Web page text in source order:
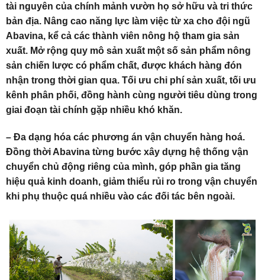
tài nguyên của chính mảnh vườn họ sở hữu và tri thức
bản địa. Nâng cao năng lực làm việc từ xa cho đội ngũ
Abavina, kể cả các thành viên nông hộ tham gia sản
xuất. Mở rộng quy mô sản xuất một số sản phẩm nông
sản chiến lược có phẩm chất, được khách hàng đón
nhận trong thời gian qua. Tối ưu chi phí sản xuất, tối ưu
kênh phân phối, đồng hành cùng người tiêu dùng trong
giai đoạn tài chính gặp nhiều khó khăn.
– Đa dạng hóa các phương án vận chuyển hàng hoá.
Đồng thời Abavina từng bước xây dựng hệ thống vận
chuyển chủ động riêng của mình, góp phần gia tăng
hiệu quả kinh doanh, giảm thiểu rủi ro trong vận chuyển
khi phụ thuộc quá nhiều vào các đối tác bên ngoài.